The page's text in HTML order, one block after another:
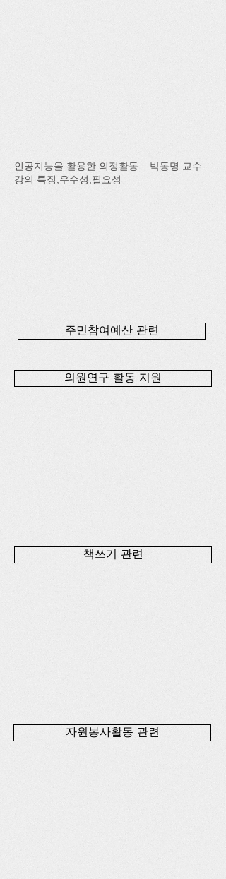
인공지능을 활용한 의정활동... 박동명 교수
강의 특징,우수성,필요성
주민참여예산 관련
의원연구 활동 지원
책쓰기 관련
자원봉사활동 관련